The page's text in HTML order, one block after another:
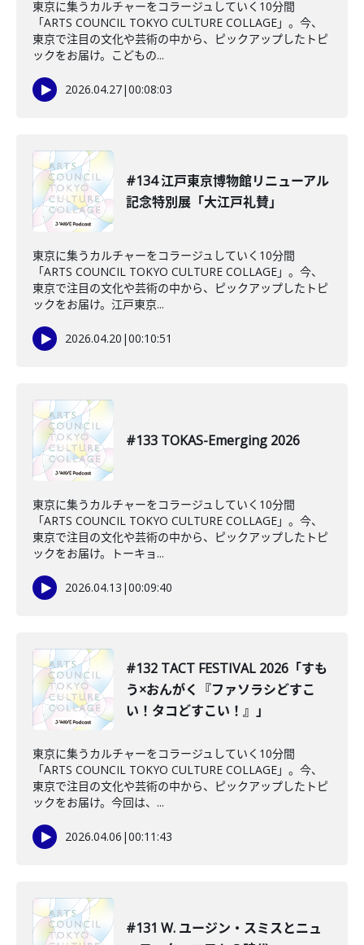
東京に集うカルチャーをコラージュしていく10分間
「ARTS COUNCIL TOKYO CULTURE COLLAGE」。今、
東京で注目の文化や芸術の中から、ピックアップしたトピ
ックをお届け。こどもの...
2026.04.27|00:08:03
#134 江戸東京博物館リニューアル
記念特別展「大江戸礼賛」
東京に集うカルチャーをコラージュしていく10分間
「ARTS COUNCIL TOKYO CULTURE COLLAGE」。今、
東京で注目の文化や芸術の中から、ピックアップしたトピ
ックをお届け。江戸東京...
2026.04.20 |00:10:51
#133 TOKAS-Emerging 2026
東京に集うカルチャーをコラージュしていく10分間
「ARTS COUNCIL TOKYO CULTURE COLLAGE」。今、
東京で注目の文化や芸術の中から、ピックアップしたトピ
ックをお届け。トーキョ...
2026.04.13 |00:09:40
#132 TACT FESTIVAL 2026「すも
う×おんがく『ファソラシどすこ
い！タコどすこい！』」
東京に集うカルチャーをコラージュしていく10分間
「ARTS COUNCIL TOKYO CULTURE COLLAGE」。今、
東京で注目の文化や芸術の中から、ピックアップしたトピ
ックをお届け。今回は、...
2026.04.06 |00:11:43
#131 W. ユージン・スミスとニュ